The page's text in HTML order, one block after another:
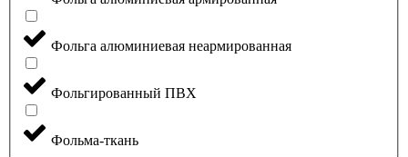
Фольга алюминиевая неармированная
Фольгированный ПВХ
Фольма-ткань